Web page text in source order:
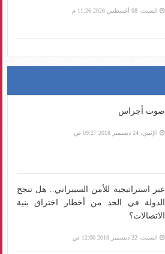
السبت، 08 أغسطس 2026 11:26 م
صوت أجراس
الإثنين، 24 ديسمبر 2018 09:27 ص
عبر استراتيجية للأمن السيبراني.. هل تنجح
الدولة في الحد من أخطار اختراق بنية
الاتصالات؟
السبت، 22 ديسمبر 2018 12:00 ص